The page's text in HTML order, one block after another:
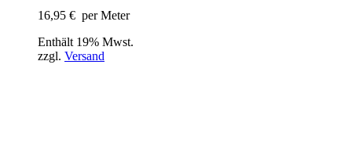
16,95 € per Meter
Enthält 19% Mwst.
zzgl. Versand